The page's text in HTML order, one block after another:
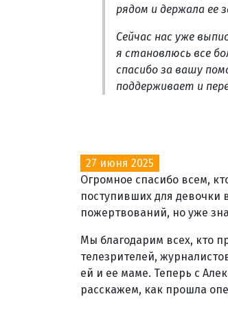
рядом и держала ее
Сейчас нас уже
я становлюсь все
спасибо за вашу
поддерживает и
27 июня 2025
Огромное спасибо всем,
поступивших для девочки
пожертвований, но уже
Мы благодарим всех, кто
телезрителей,
ей и ее маме. Теперь с
расскажем, как прошла